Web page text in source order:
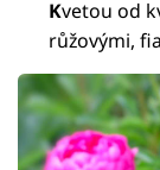
Kvetou od
růžovými,